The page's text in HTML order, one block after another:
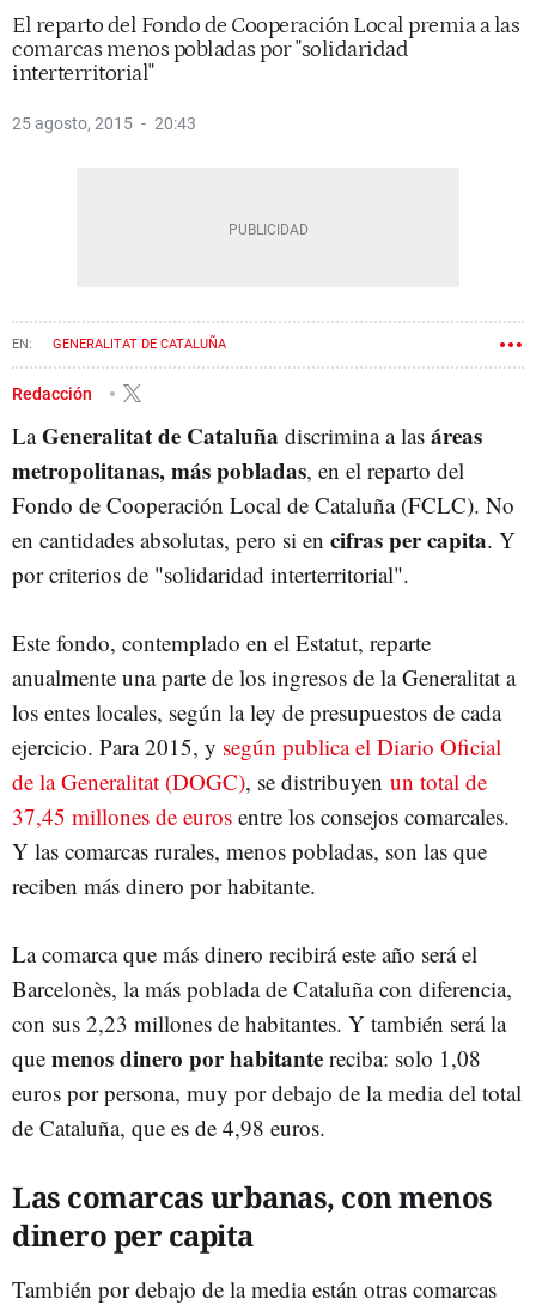
El reparto del Fondo de Cooperación Local premia a las
comarcas menos pobladas por "solidaridad
interterritorial"
25 agosto, 2015 20:43
GENERALITAT DE CATALUÑA
Redacción
LaGeneralitat de Cataluña discrimina a las áreas
metropolitanas, más pobladas, en el reparto del
Fondo de Cooperación Local de Cataluña (FCLC). No
en cantidades absolutas, pero si en cifras per capita. Y
por criterios de "solidaridad interterritorial".
Este fondo, contemplado en el Estatut, reparte
anualmente una parte de los ingresos de la Generalitat a
los entes locales, según la ley de presupuestos de cada
ejercicio. Para 2015, y según publica el Diario Oficial
de la Generalitat (DOGC), se distribuyen un total de
37,45 millones de euros entre los consejos comarcales.
Y las comarcas rurales, menos pobladas, son las que
reciben más dinero por habitante.
La comarca que más dinero recibirá este año será el
Barcelonès, la más poblada de Cataluña con diferencia,
con sus 2,23 millones de habitantes. Y también será la
que menos dinero por habitante reciba: solo 1,08
euros por persona, muy por debajo de la media del total
de Cataluña, que es de 4,98 euros.
Las comarcas urbanas, con menos
dinero per capita
También por debajo de la media están otras comarcas